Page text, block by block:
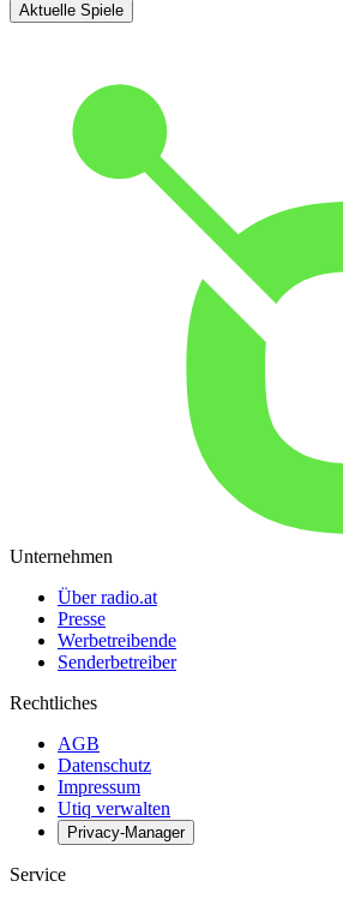
Aktuelle Spiele
Unternehmen
Über radio.at
Presse
Werbetreibende
Senderbetreiber
Rechtliches
AGB
Datenschutz
Impressum
Utiq verwalten
Privacy-Manager
Service